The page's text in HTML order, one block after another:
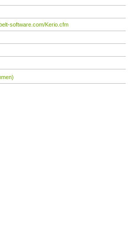
software.com/Kerio.cfm